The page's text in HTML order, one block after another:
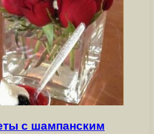
с шампанским